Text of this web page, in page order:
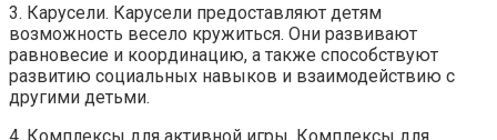
3. Карусели. Карусели предоставляют детям
возможность весело кружиться. Они развивают
равновесие и координацию, а также способствуют
развитию социальных навыков и взаимодействию с
другими детьми.
4. Комплексы для активной игры. Комплексы для